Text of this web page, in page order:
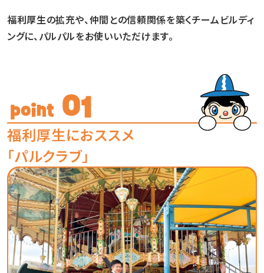
福利厚生の拡充や、仲間との信頼関係を築くチームビルディ
ングに、パルパルをお使いいただけます。
福利厚生におススメ
「パルクラブ」